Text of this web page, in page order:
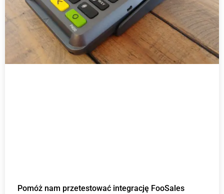
Pomóż nam przetestować integrację FooSales